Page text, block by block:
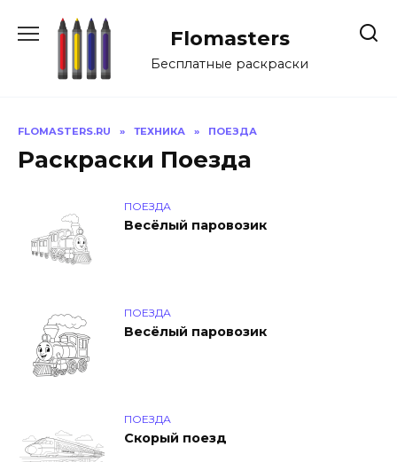
Flomasters
Бесплатные раскраски
FLOMASTERS.RU » ТЕХНИКА » ПОЕЗДА
Раскраски Поезда
ПОЕЗДА
Весёлый паровозик
ПОЕЗДА
Весёлый паровозик
ПОЕЗДА
Скорый поезд